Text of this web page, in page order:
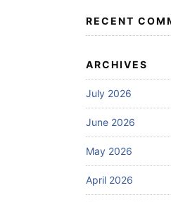
RECENT
ARCHIVES
July 2026
June 2026
May 2026
April 2026